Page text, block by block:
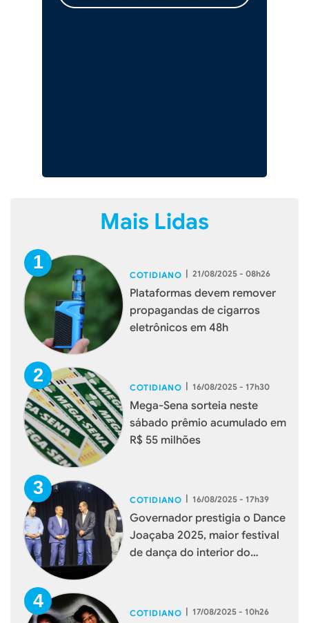
Mais Lidas
COTIDIANO | 21/08/2025 - 08h26
Plataformas devem remover
propagandas de cigarros
eletrônicos em 48h
COTIDIANO | 16/08/2025 - 17h30
Mega-Sena sorteia neste
sábado prêmio acumulado em
R$ 55 milhões
COTIDIANO | 16/08/2025 - 17h39
Governador prestigia o Dance
Joaçaba 2025, maior festival
de dança do interior do
COTIDIANO | 17/08/2025 - 10h26